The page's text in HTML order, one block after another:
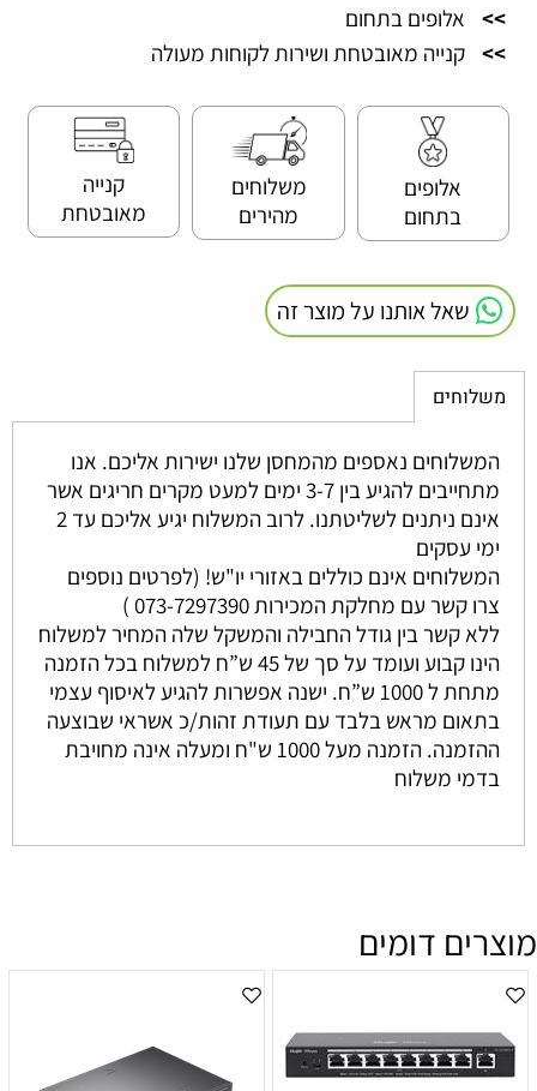
>>
אלופים בתחום
>> קנייה מאובטחת ושירות לקוחות מעולה
אלופים
בתחום
משלוחים
מהירים
קנייה
מאובטחת
שאל אותנו על מוצר זה
משלוחים
המשלוחים נאספים מהמחסן שלנו ישירות אליכם. אנו
מתחייבים להגיע בין 3-7 ימים למעט מקרים חריגים אשר
אינם ניתנים לשליטתנו. לרוב המשלוח יגיע אליכם עד 2
ימי עסקים
המשלוחים אינם כוללים באזורי יו"ש! (לפרטים נוספים
צרו קשר עם מחלקת המכירות 073-7297390 )
ללא קשר בין גודל החבילה והמשקל שלה המחיר למשלוח
הינו קבוע ועומד על סך של 45 ש”ח למשלוח בכל הזמנה
מתחת ל 1000 ש”ח. ישנה אפשרות להגיע לאיסוף עצמי
בתאום מראש בלבד עם תעודת זהות/כ אשראי שבוצעה
ההזמנה. הזמנה מעל 1000 ש"ח ומעלה אינה מחויבת
בדמי משלוח
מוצרים דומים